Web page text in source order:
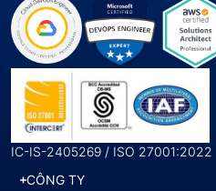
IC-IS-2405269 / ISO 27001:2022
CÔNG TY